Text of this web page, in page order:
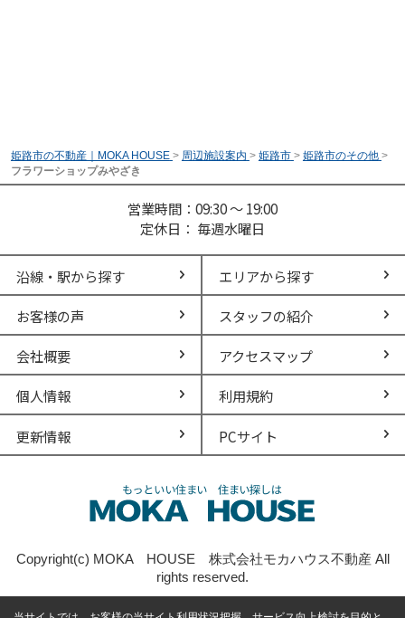
姫路市の不動産｜MOKA HOUSE > 周辺施設案内 > 姫路市 > 姫路市のその他 >
フラワーショップみやざき
営業時間：09:30 ～ 19:00
定休日： 毎週水曜日
沿線・駅から探す エリアから探す
お客様の声 スタッフの紹介
会社概要 アクセスマップ
個人情報 利用規約
更新情報 PCサイト
Copyright(c) MOKA HOUSE 株式会社モカハウス不動産 All
rights reserved.